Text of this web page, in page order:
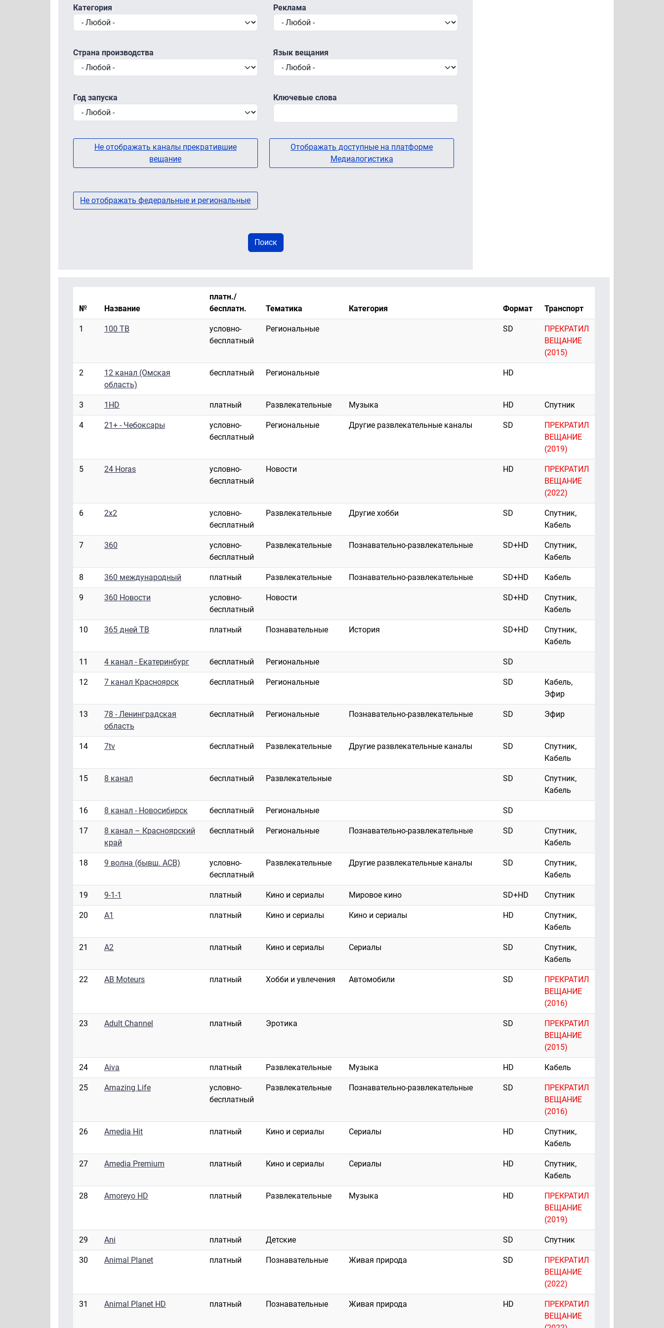
Категория Реклама
Страна производства Язык вещания
Год запуска Ключевые слова
Не отображать каналы прекратившие
вещание
Отображать доступные на платформе
Медиалогистика
Не отображать федеральные и региональные
№ Название
платн./
бесплатн.
Тематика Категория Формат Транспорт
1 100 ТВ
условно-
бесплатный
Региональные SD
ПРЕКРАТИЛ
ВЕЩАНИЕ
(2015)
2
12 канал (Омская
область)
бесплатный Региональные HD
3 1HD платный Развлекательные Музыка HD Спутник
4 21+ - Чебоксары
условно-
бесплатный
Региональные Другие развлекательные каналы SD
ПРЕКРАТИЛ
ВЕЩАНИЕ
(2019)
5 24 Horas
условно-
бесплатный
Новости HD
ПРЕКРАТИЛ
ВЕЩАНИЕ
(2022)
6 2x2
условно-
бесплатный
Развлекательные Другие хобби SD
Спутник,
Кабель
7 360
условно-
бесплатный
Развлекательные Познавательно-развлекательные SD+HD
Спутник,
Кабель
8 360 международный платный Развлекательные Познавательно-развлекательные SD+HD Кабель
9 360 Новости
условно-
бесплатный
Новости SD+HD
Спутник,
Кабель
10 365 дней ТВ платный Познавательные История SD+HD
Спутник,
Кабель
11 4 канал - Екатеринбург бесплатный Региональные SD
12 7 канал Красноярск бесплатный Региональные SD
Кабель,
Эфир
13
78 - Ленинградская
область
бесплатный Региональные Познавательно-развлекательные SD Эфир
14 7tv бесплатный Развлекательные Другие развлекательные каналы SD
Спутник,
Кабель
15 8 канал бесплатный Развлекательные SD
Спутник,
Кабель
16 8 канал - Новосибирск бесплатный Региональные SD
17
8 канал – Красноярский
край
бесплатный Региональные Познавательно-развлекательные SD
Спутник,
Кабель
18 9 волна (бывш. АСВ)
условно-
бесплатный
Развлекательные Другие развлекательные каналы SD
Спутник,
Кабель
19 9-1-1 платный Кино и сериалы Мировое кино SD+HD Спутник
20 A1 платный Кино и сериалы Кино и сериалы HD
Спутник,
Кабель
21 A2 платный Кино и сериалы Сериалы SD
Спутник,
Кабель
22 AB Moteurs платный Хобби и увлечения Автомобили SD
ПРЕКРАТИЛ
ВЕЩАНИЕ
(2016)
23 Adult Channel платный Эротика SD
ПРЕКРАТИЛ
ВЕЩАНИЕ
(2015)
24 Aiva платный Развлекательные Музыка HD Кабель
25 Amazing Life
условно-
бесплатный
Развлекательные Познавательно-развлекательные SD
ПРЕКРАТИЛ
ВЕЩАНИЕ
(2016)
26 Amedia Hit платный Кино и сериалы Сериалы HD
Спутник,
Кабель
27 Amedia Premium платный Кино и сериалы Сериалы HD
Спутник,
Кабель
28 Amoreyo HD платный Развлекательные Музыка HD
ПРЕКРАТИЛ
ВЕЩАНИЕ
(2019)
29 Ani платный Детские SD Спутник
30 Animal Planet платный Познавательные Живая природа SD
ПРЕКРАТИЛ
ВЕЩАНИЕ
(2022)
31 Animal Planet HD платный Познавательные Живая природа HD
ПРЕКРАТИЛ
ВЕЩАНИЕ